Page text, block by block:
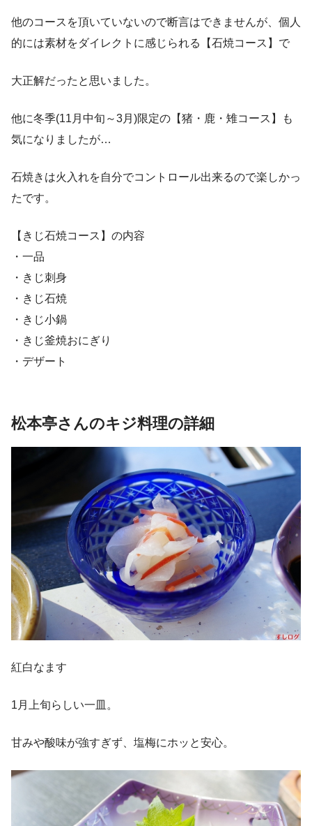
他のコースを頂いていないので断言はできませんが、個人
的には素材をダイレクトに感じられる【石焼コース】で
大正解だったと思いました。
他に冬季(11月中旬～3月)限定の【猪・鹿・雉コース】も
気になりましたが…
石焼きは火入れを自分でコントロール出来るので楽しかっ
たです。
【きじ石焼コース】の内容
・一品
・きじ刺身
・きじ石焼
・きじ小鍋
・きじ釜焼おにぎり
・デザート
松本亭さんのキジ料理の詳細
紅白なます
1月上旬らしい一皿。
甘みや酸味が強すぎず、塩梅にホッと安心。